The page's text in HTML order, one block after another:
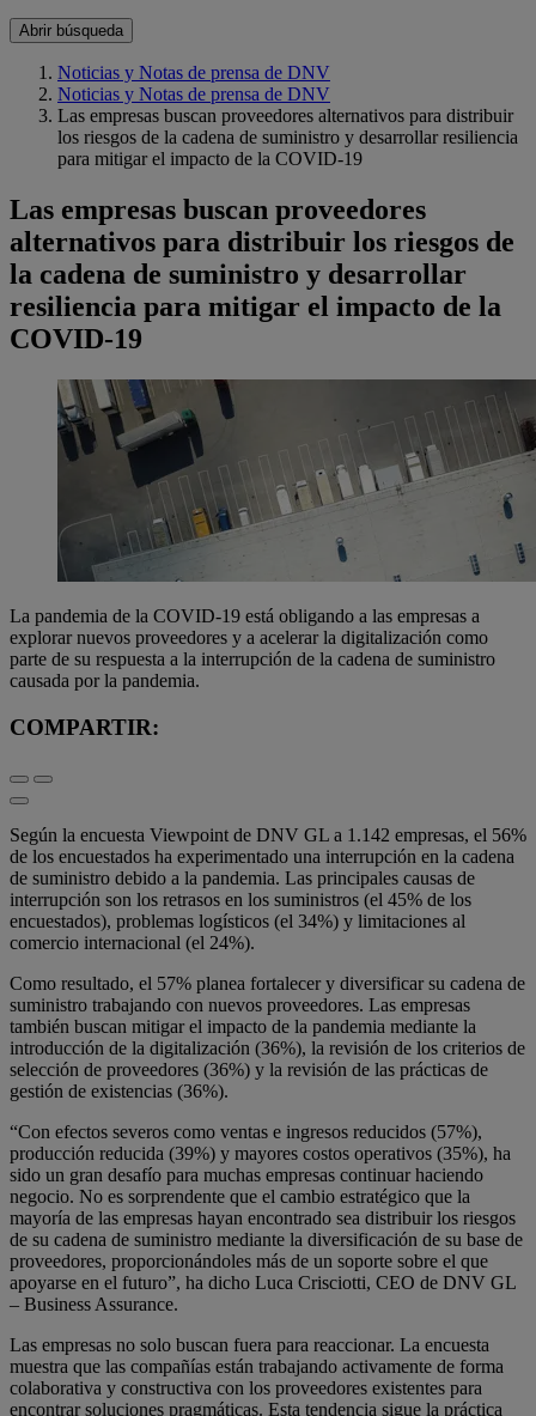
Abrir búsqueda
Noticias y Notas de prensa de DNV
Noticias y Notas de prensa de DNV
Las empresas buscan proveedores alternativos para distribuir
los riesgos de la cadena de suministro y desarrollar resiliencia
para mitigar el impacto de la COVID-19
Las empresas buscan proveedores
alternativos para distribuir los riesgos de
la cadena de suministro y desarrollar
resiliencia para mitigar el impacto de la
COVID-19
La pandemia de la COVID-19 está obligando a las empresas a
explorar nuevos proveedores y a acelerar la digitalización como
parte de su respuesta a la interrupción de la cadena de suministro
causada por la pandemia.
COMPARTIR:
Según la encuesta Viewpoint de DNV GL a 1.142 empresas, el 56%
de los encuestados ha experimentado una interrupción en la cadena
de suministro debido a la pandemia. Las principales causas de
interrupción son los retrasos en los suministros (el 45% de los
encuestados), problemas logísticos (el 34%) y limitaciones al
comercio internacional (el 24%).
Como resultado, el 57% planea fortalecer y diversificar su cadena de
suministro trabajando con nuevos proveedores. Las empresas
también buscan mitigar el impacto de la pandemia mediante la
introducción de la digitalización (36%), la revisión de los criterios de
selección de proveedores (36%) y la revisión de las prácticas de
gestión de existencias (36%).
“Con efectos severos como ventas e ingresos reducidos (57%),
producción reducida (39%) y mayores costos operativos (35%), ha
sido un gran desafío para muchas empresas continuar haciendo
negocio. No es sorprendente que el cambio estratégico que la
mayoría de las empresas hayan encontrado sea distribuir los riesgos
de su cadena de suministro mediante la diversificación de su base de
proveedores, proporcionándoles más de un soporte sobre el que
apoyarse en el futuro”, ha dicho Luca Crisciotti, CEO de DNV GL
– Business Assurance.
Las empresas no solo buscan fuera para reaccionar. La encuesta
muestra que las compañías están trabajando activamente de forma
colaborativa y constructiva con los proveedores existentes para
encontrar soluciones pragmáticas. Esta tendencia sigue la práctica